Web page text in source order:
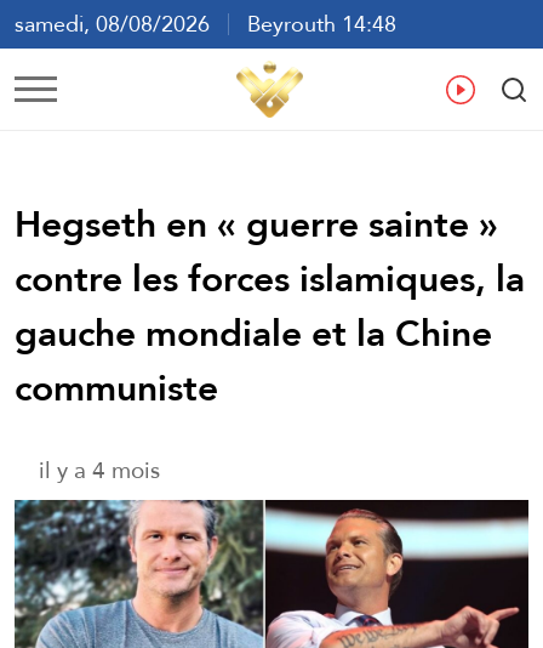
samedi, 08/08/2026
Beyrouth 14:48
ع
Hegseth en « guerre sainte »
contre les forces islamiques, la
gauche mondiale et la Chine
communiste
il y a 4 mois